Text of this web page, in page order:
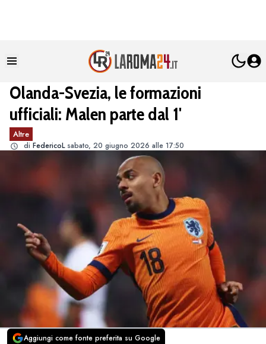
Olanda-Svezia, le formazioni
ufficiali: Malen parte dal 1'
Altre
di FedericoL sabato, 20 giugno 2026 alle 17:50
Aggiungi come fonte preferita su Google